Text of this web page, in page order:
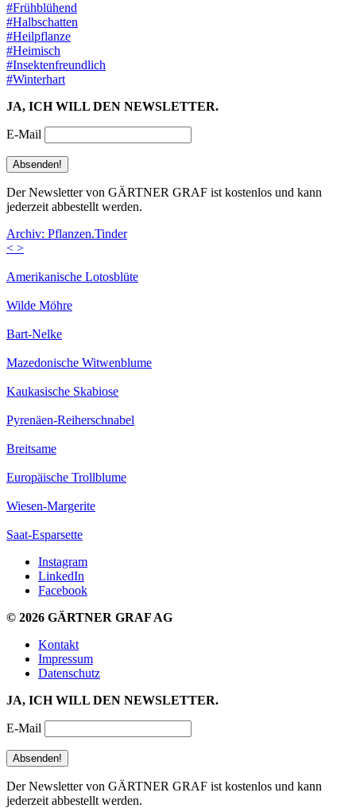
#Frühblühend
#Halbschatten
#Heilpflanze
#Heimisch
#Insektenfreundlich
#Winterhart
JA, ICH WILL DEN NEWSLETTER.
E-Mail
Der Newsletter von GÄRTNER GRAF ist kostenlos und kann
jederzeit abbestellt werden.
Archiv: Pflanzen.Tinder
< >
Amerikanische Lotosblüte
Wilde Möhre
Bart-Nelke
Mazedonische Witwenblume
Kaukasische Skabiose
Pyrenäen-Reiherschnabel
Breitsame
Europäische Trollblume
Wiesen-Margerite
Saat-Esparsette
Instagram
LinkedIn
Facebook
© 2026 GÄRTNER GRAF AG
Kontakt
Impressum
Datenschutz
JA, ICH WILL DEN NEWSLETTER.
E-Mail
Der Newsletter von GÄRTNER GRAF ist kostenlos und kann
jederzeit abbestellt werden.